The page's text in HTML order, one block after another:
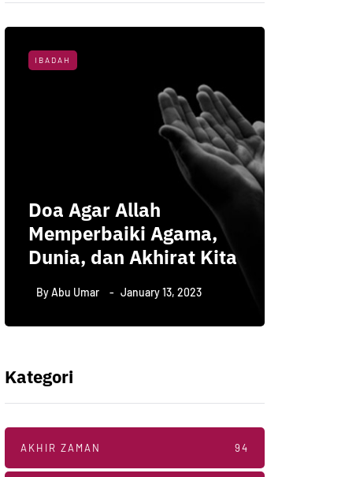
IBADAH
Doa Agar Allah
Memperbaiki Agama,
Dunia, dan Akhirat Kita
ByAbu Umar January 13, 2023
Kategori
AKHIR ZAMAN 94